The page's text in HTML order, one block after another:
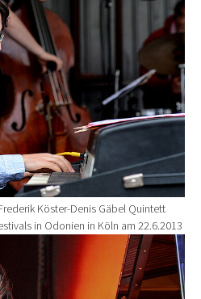
Köster-Denis Gäbel Quintett
in Odonien in Köln am 22.6.2013